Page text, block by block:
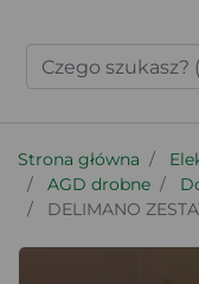
Strona główna
AGD drobne
DELIMANO